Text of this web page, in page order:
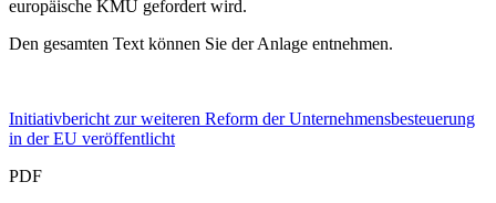
europäische KMU gefordert wird.
Den gesamten Text können Sie der Anlage entnehmen.
Initiativbericht zur weiteren Reform der Unternehmensbesteuerung
in der EU veröffentlicht
PDF